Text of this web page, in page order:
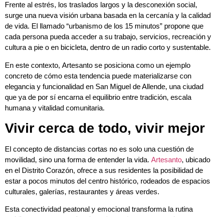
Frente al estrés, los traslados largos y la desconexión social,
surge una nueva visión urbana basada en la cercanía y la calidad
de vida. El llamado “urbanismo de los 15 minutos” propone que
cada persona pueda acceder a su trabajo, servicios, recreación y
cultura a pie o en bicicleta, dentro de un radio corto y sustentable.
En este contexto, Artesanto se posiciona como un ejemplo
concreto de cómo esta tendencia puede materializarse con
elegancia y funcionalidad en San Miguel de Allende, una ciudad
que ya de por sí encarna el equilibrio entre tradición, escala
humana y vitalidad comunitaria.
Vivir cerca de todo, vivir mejor
El concepto de distancias cortas no es solo una cuestión de
movilidad, sino una forma de entender la vida. Artesanto, ubicado
en el Distrito Corazón, ofrece a sus residentes la posibilidad de
estar a pocos minutos del centro histórico, rodeados de espacios
culturales, galerías, restaurantes y áreas verdes.
Esta conectividad peatonal y emocional transforma la rutina